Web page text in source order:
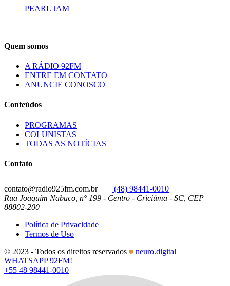
PEARL JAM
Quem somos
A RÁDIO 92FM
ENTRE EM CONTATO
ANUNCIE CONOSCO
Conteúdos
PROGRAMAS
COLUNISTAS
TODAS AS NOTÍCIAS
Contato
contato@radio925fm.com.br
(48) 98441-0010
Rua Joaquim Nabuco, n° 199 - Centro - Criciúma - SC, CEP
88802-200
Política de Privacidade
Termos de Uso
© 2023 - Todos os direitos reservados
neuro.digital
WHATSAPP 92FM!
+55 48 98441-0010